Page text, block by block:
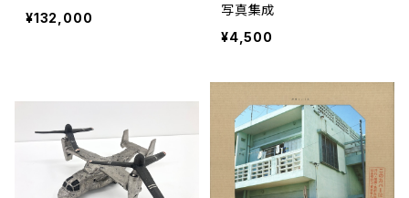
¥132,000
写真集成
¥4,500